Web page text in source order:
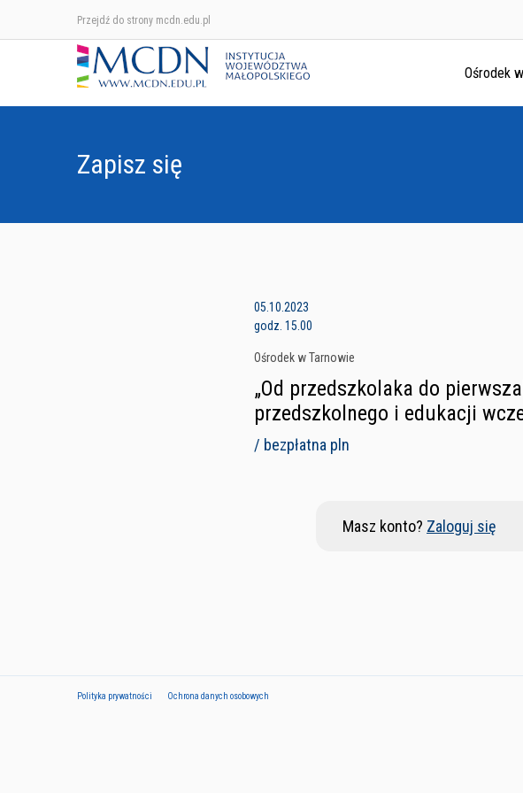
Przejdź do strony mcdn.edu.pl
Ośrodek
Zapisz się
05.10.2023
godz. 15.00
Ośrodek w Tarnowie
„Od przedszkolaka do
przedszkolnego i edukacji
/ bezpłatna pln
Masz konto? Zaloguj się
Polityka prywatności Ochrona danych osobowych